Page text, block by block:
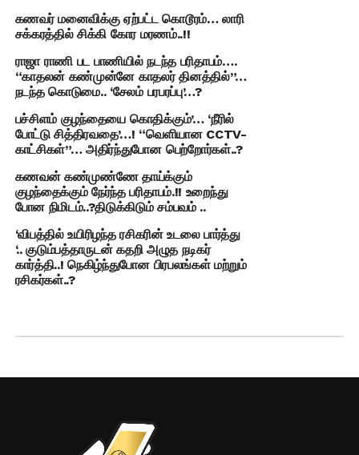
கணவர் மனைவிக்கு ஏற்பட்ட கொடூரம்… லாரி
சக்கரத்தில் சிக்கி கோர மரணம்..!!
ராஜா ராணி பட பாணியில் நடந்த பரிதாபம்….
“காதலன் கண்முன்னே காதலர் தினத்தில்”…
நடந்த கொடுமை.. ‘சேலம் பரபரப்பு’…?
பச்சிளம் குழந்தையை கொதிக்கும்’… ‘நீரில்
போட்டு சித்திரவதை’…! “வெளியான CCTV-
காட்சிகள்”… அதிர்ந்துபோன பெற்றோர்கள்..?
கணவன் கண்முண்ணே தாய்க்கும்
குழந்தைக்கும் நேர்ந்த பரிதாபம்.!! உறைந்து
போன நிமிடம்..?திடுக்கிடும் சம்பவம் ..
‘விபத்தில் உயிரிழந்த ரசிகரின் உடலை பார்த்து
‘.. குடும்பத்தாருடன் கதறி அழுத நடிகர்
கார்த்தி..! நெகிழ்ந்துபோன பிரபலங்கள் மற்றும்
ரசிகர்கள்..?